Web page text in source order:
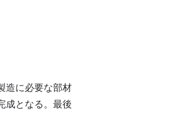
造に必要な部材
成となる。最後